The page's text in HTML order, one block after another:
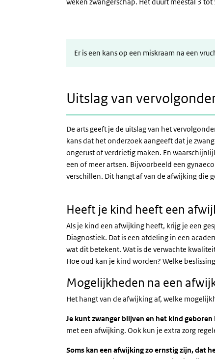
Er is een kans op een miskraam na een
Uitslag van
De arts geeft je de uitslag van het
kans dat het onderzoek aangeeft dat je
ongerust of verdrietig maken. En
een of meer artsen. Bijvoorbeeld een
verschillen. Dit hangt af van de afwijking die
Heeft je kind heeft een
Als je kind een afwijking heeft, krijg je een
Diagnostiek. Dat is een afdeling in een
wat dit betekent. Wat is de verwachte
Hoe oud kan je kind worden? Welke
Mogelijkheden na een
Het hangt van de afwijking af, welke
Je kunt zwanger blijven en het kind
met een afwijking. Ook kun je extra zorg
Soms kan een afwijking zo ernstig zijn, dat